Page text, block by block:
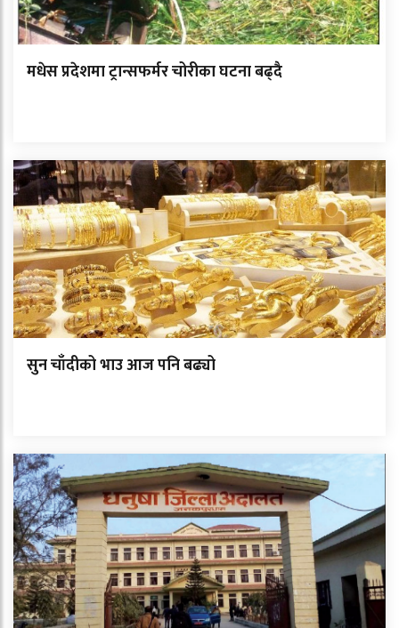
मधेस प्रदेशमा ट्रान्सफर्मर चोरीका घटना बढ्दै
सुन चाँदीको भाउ आज पनि बढ्यो